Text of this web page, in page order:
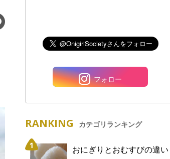
フォロー
RANKING カテゴリランキング
おにぎりとおむすびの違い